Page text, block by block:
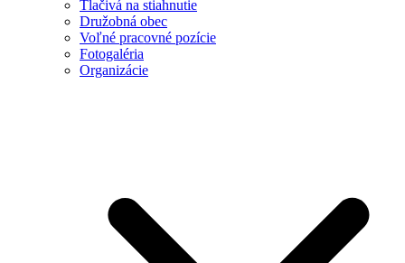
Tlačivá na stiahnutie
Družobná obec
Voľné pracovné pozície
Fotogaléria
Organizácie